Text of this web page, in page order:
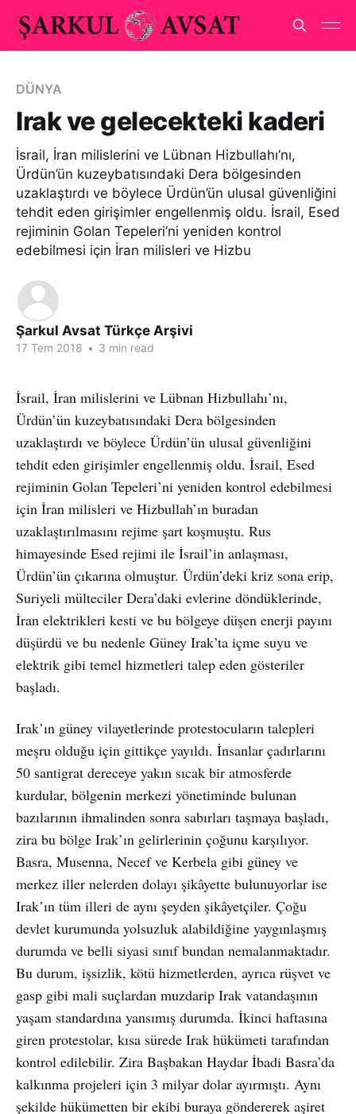
DÜNYA
Irak ve gelecekteki kaderi
İsrail, İran milislerini ve Lübnan Hizbullahı’nı,
Ürdün’ün kuzeybatısındaki Dera bölgesinden
uzaklaştırdı ve böylece Ürdün’ün ulusal güvenliğini
tehdit eden girişimler engellenmiş oldu. İsrail, Esed
rejiminin Golan Tepeleri’ni yeniden kontrol
edebilmesi için İran milisleri ve Hizbu
Şarkul Avsat Türkçe Arşivi
17 Tem 2018 • 3 min read
İsrail, İran milislerini ve Lübnan Hizbullahı’nı,
Ürdün’ün kuzeybatısındaki Dera bölgesinden
uzaklaştırdı ve böylece Ürdün’ün ulusal güvenliğini
tehdit eden girişimler engellenmiş oldu. İsrail, Esed
rejiminin Golan Tepeleri’ni yeniden kontrol edebilmesi
için İran milisleri ve Hizbullah’ın buradan
uzaklaştırılmasını rejime şart koşmuştu. Rus
himayesinde Esed rejimi ile İsrail’in anlaşması,
Ürdün’ün çıkarına olmuştur. Ürdün’deki kriz sona erip,
Suriyeli mülteciler Dera’daki evlerine döndüklerinde,
İran elektrikleri kesti ve bu bölgeye düşen enerji payını
düşürdü ve bu nedenle Güney Irak’ta içme suyu ve
elektrik gibi temel hizmetleri talep eden gösteriler
başladı.
Irak’ın güney vilayetlerinde protestocuların talepleri
meşru olduğu için gittikçe yayıldı. İnsanlar çadırlarını
50 santigrat dereceye yakın sıcak bir atmosferde
kurdular, bölgenin merkezi yönetiminde bulunan
bazılarının ihmalinden sonra sabırları taşmaya başladı,
zira bu bölge Irak’ın gelirlerinin çoğunu karşılıyor.
Basra, Musenna, Necef ve Kerbela gibi güney ve
merkez iller nelerden dolayı şikâyette bulunuyorlar ise
Irak’ın tüm illeri de aynı şeyden şikâyetçiler. Çoğu
devlet kurumunda yolsuzluk alabildiğine yaygınlaşmış
durumda ve belli siyasi sınıf bundan nemalanmaktadır.
Bu durum, işsizlik, kötü hizmetlerden, ayrıca rüşvet ve
gasp gibi mali suçlardan muzdarip Irak vatandaşının
yaşam standardına yansımış durumda. İkinci haftasına
giren protestolar, kısa sürede Irak hükümeti tarafından
kontrol edilebilir. Zira Başbakan Haydar İbadi Basra’da
kalkınma projeleri için 3 milyar dolar ayırmıştı. Aynı
şekilde hükümetten bir ekibi buraya göndererek aşiret